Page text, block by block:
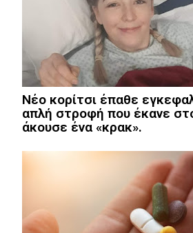
Νέο κορίτσι έπαθε
απλή στροφή που έκανε
άκουσε ένα «κρακ».